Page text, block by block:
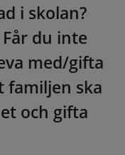
i skolan?
du inte
med/gifta
familjen ska
och gifta